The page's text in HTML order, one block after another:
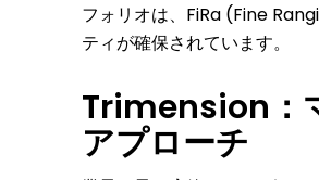
フォリオは、FiRa (Fine
ティが確保されています。
Trimension：
アプローチ